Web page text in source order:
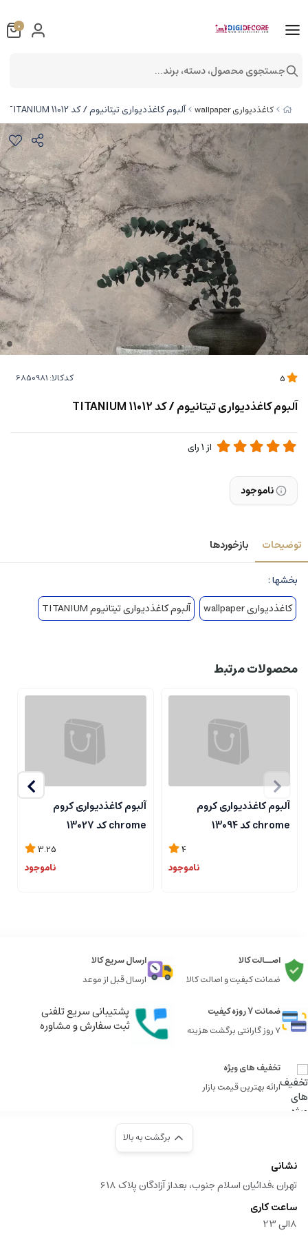
کاغذدیواری wallpaper آلبوم کاغذدیواری تیتانیوم / کد 11012 TITANIUM
کدکالا:
آلبوم کاغذدیواری تیتانیوم / کد 11012 TITANIUM
از 1رای
ناموجود
توضیحات بازخوردها
بخشها :
کاغذدیواری wallpaper
آلبوم کاغذدیواری تیتانیوم TITANIUM
محصولات مرتبط
آلبوم کاغذدیواری کروم
chrome کد 13094
4
ناموجود
آلبوم کاغذدیواری کروم
chrome کد 13027
3.25
ناموجود
اصــالت کالا
ضمانت کیفیت و اصالت کالا
ارسال سریع کالا
ارسال قبل از موعد
ضمانت 7 روزه کیفیت
7 روز گارانتی برگشت هزینه
پشتیبانی سریع تلفنی
ثبت سفارش و مشاوره
تخفیف های ویژه
ارائه بهترین قیمت بازار
برگشت به بالا
نشانی
تهران ،فدائیان اسلام جنوب، بعداز آزادگان پلاک 618
ساعت کاری
8الی 23
0
جستجوی محصول، دسته، برند...